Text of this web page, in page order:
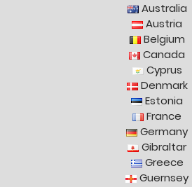
Australia
Austria
Belgium
Canada
Cyprus
Denmark
Estonia
France
Germany
Gibraltar
Greece
Guernsey